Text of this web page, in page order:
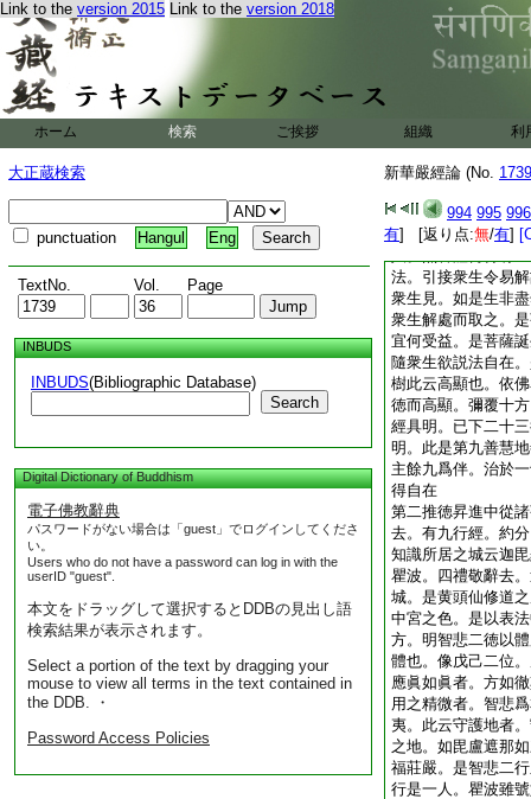
Link to the version 2015 Link to the version 2018
ホーム 検索 ご挨拶 組織 利
大正蔵検索
punctuation Hangul Eng
TextNo. Vol. Page
INBUDS
INBUDS(Bibliographic Database)
Search
Digital Dictionary of Buddhism
電子佛教辭典
パスワードがない場合は「guest」でログインしてくださ
い。
Users who do not have a password can log in with the
userID "guest".
本文をドラッグして選択するとDDBの見出し語
検索結果が表示されます。
Select a portion of the text by dragging your
mouse to view all terms in the text contained in
the DDB. ・
Password Access Policies
新華嚴經論 (No.
994 995 996
有] [返り点:無/有]
普寶者。從普賢願
悦樂者。表從第九
八十那由他佛於中
所攝化之人。王及
那由他婇女。表智
閣。表智遊生死如
樹名一切施喜光。
夫人攀彼樹枝而生
法。引接衆生令易
衆生見。如是生非
衆生解處而取之。
宜何受益。是菩薩
隨衆生欲説法自在
樹此云高顯也。依
徳而高顯。彌覆十
經具明。已下二十
明。此是第九善慧
主餘九爲伴。治於
得自在
第二推徳昇進中從
去。有九行經。約
知識所居之城云迦
瞿波。四禮敬辭去
城。是黄頭仙修道
中宮之色。是以表
方。明智悲二徳以
體也。像戊己二位
應眞如眞者。方如
用之精微者。智悲
夷。此云守護地者
之地。如毘盧遮那
福莊嚴。是智悲二
行是一人。瞿波雖